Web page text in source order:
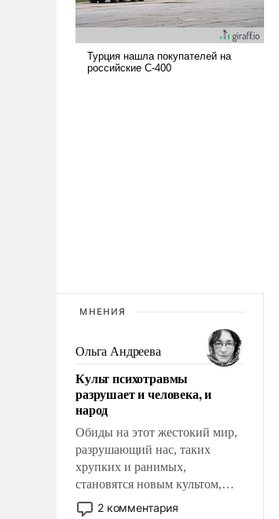
МНЕНИЯ
Ольга Андреева
Культ психотравмы
разрушает и человека, и
народ
Обиды на этот жестокий мир,
разрушающий нас, таких
хрупких и ранимых,
становятся новым культом,
постепенно вытесняя и
2 комментария